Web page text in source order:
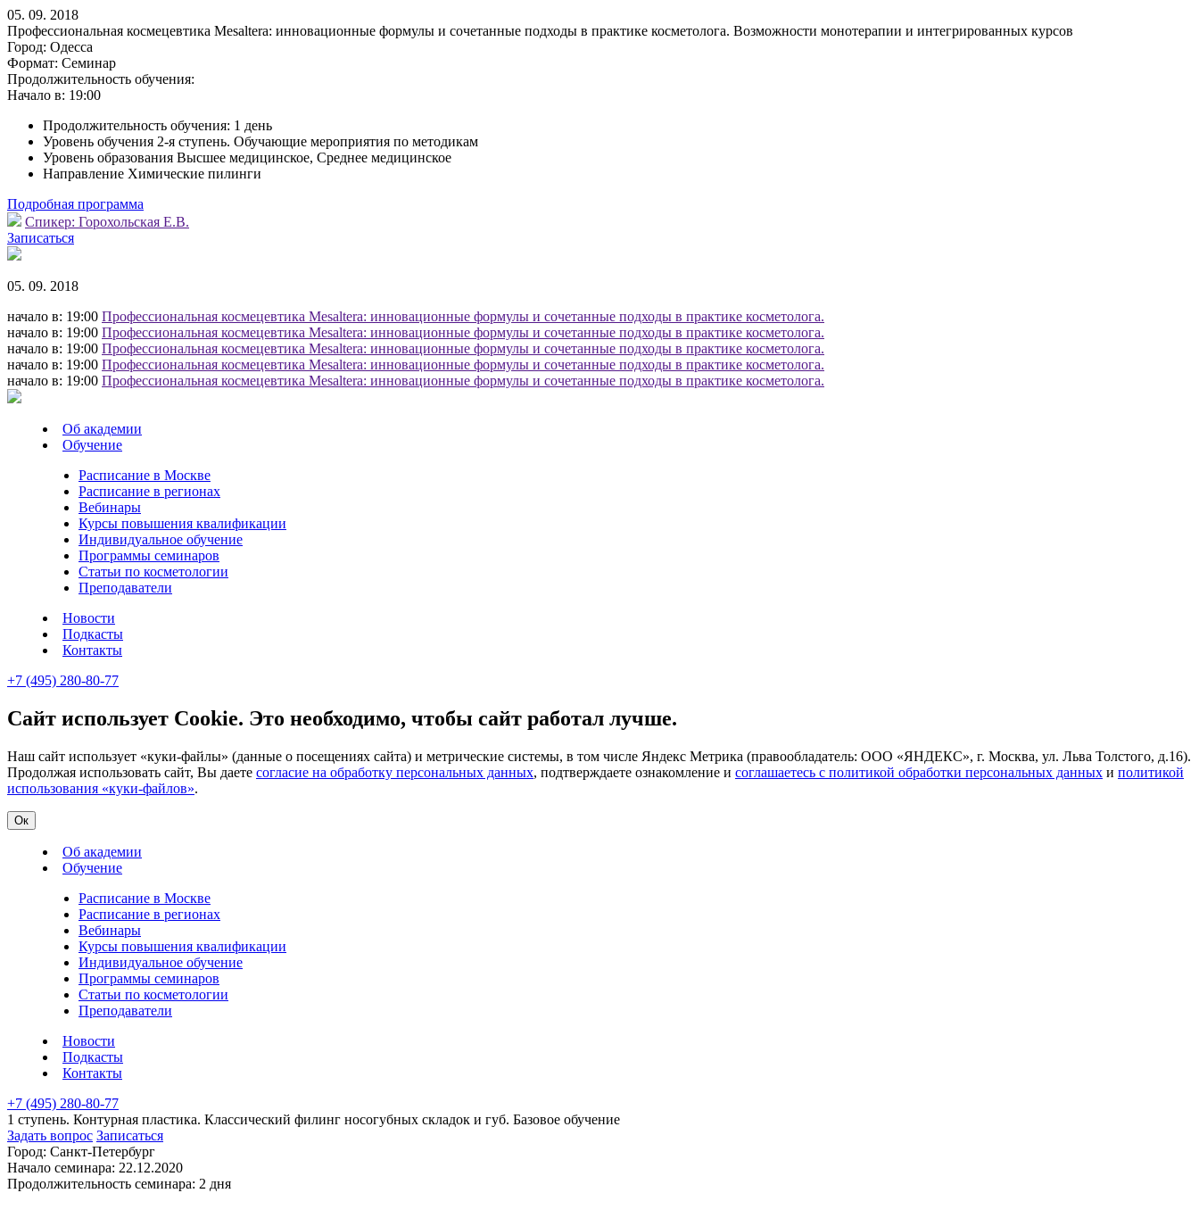
05. 09. 2018
Профессиональная космецевтика Mesaltera: инновационные формулы и сочетанные подходы в практике косметолога. Возможности монотерапии и интегрированных курсов
Город: Одесса
Формат: Семинар
Продолжительность обучения:
Начало в: 19:00
Продолжительность обучения: 1 день
Уровень обучения 2-я ступень. Обучающие мероприятия по методикам
Уровень образования Высшее медицинское, Среднее медицинское
Направление Химические пилинги
Подробная программа
Спикер: Горохольская Е.В.
Записаться
05. 09. 2018
начало в: 19:00 Профессиональная космецевтика Mesaltera: инновационные формулы и сочетанные подходы в практике косметолога.
начало в: 19:00 Профессиональная космецевтика Mesaltera: инновационные формулы и сочетанные подходы в практике косметолога.
начало в: 19:00 Профессиональная космецевтика Mesaltera: инновационные формулы и сочетанные подходы в практике косметолога.
начало в: 19:00 Профессиональная космецевтика Mesaltera: инновационные формулы и сочетанные подходы в практике косметолога.
начало в: 19:00 Профессиональная космецевтика Mesaltera: инновационные формулы и сочетанные подходы в практике косметолога.
Об академии
Обучение
Расписание в Москве
Расписание в регионах
Вебинары
Курсы повышения квалификации
Индивидуальное обучение
Программы семинаров
Статьи по косметологии
Преподаватели
Новости
Подкасты
Контакты
+7 (495) 280-80-77
Сайт использует Cookie. Это необходимо, чтобы сайт работал лучше.
Наш сайт использует «куки-файлы» (данные о посещениях сайта) и метрические системы, в том числе Яндекс Метрика (правообладатель: ООО «ЯНДЕКС», г. Москва, ул. Льва Толстого, д.16).
Продолжая использовать сайт, Вы даете согласие на обработку персональных данных, подтверждаете ознакомление и соглашаетесь с политикой обработки персональных данных и политикой
использования «куки-файлов».
Ок
Об академии
Обучение
Расписание в Москве
Расписание в регионах
Вебинары
Курсы повышения квалификации
Индивидуальное обучение
Программы семинаров
Статьи по косметологии
Преподаватели
Новости
Подкасты
Контакты
+7 (495) 280-80-77
1 ступень. Контурная пластика. Классический филинг носогубных складок и губ. Базовое обучение
Задать вопрос Записаться
Город: Санкт-Петербург
Начало семинара: 22.12.2020
Продолжительность семинара: 2 дня